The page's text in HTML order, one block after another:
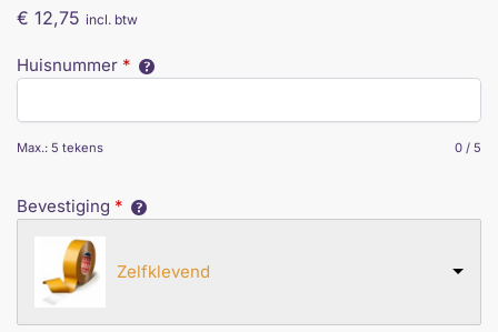
€ 12,75 incl. btw
Huisnummer *
0 / 5
Max.: 5 tekens
Bevestiging *
Zelfklevend